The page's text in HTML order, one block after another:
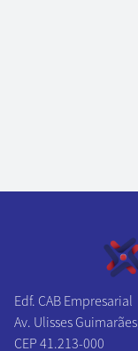
Edf. CAB Empresarial
Av. Ulisses
CEP 41.213-000